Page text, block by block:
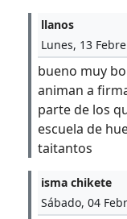
llanos
Lunes, 13
bueno muy
animan a
parte de los
escuela de
taitantos
isma chikete
Sábado, 04